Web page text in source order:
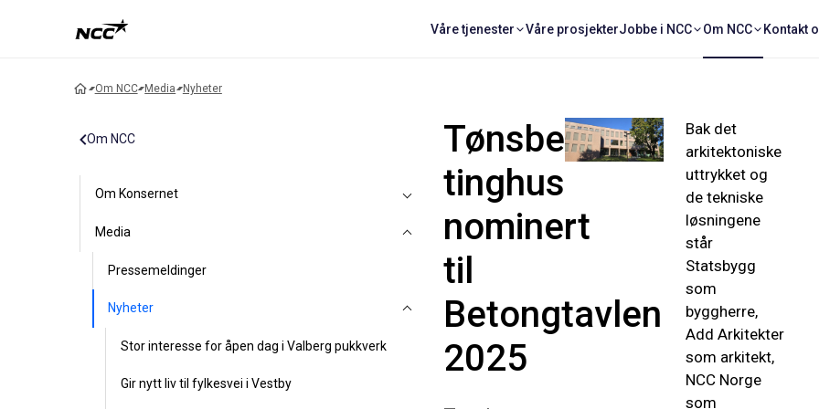
Våre tjenester Våre prosjekterJobbe i NCC Om NCC Kontakt
Om NCC Media Nyheter
Om NCC
Om Konsernet
Media
Pressemeldinger
Nyheter
Stor interesse for åpen dag i Valberg pukkverk
Gir nytt liv til fylkesvei i Vestby
Tønsberg
tinghus
nominert
til
Betongtavlen
2025
Bak det
arkitektoniske
uttrykket og
de tekniske
løsningene
står
Statsbygg
som
byggherre,
Add Arkitekter
som arkitekt,
NCC Norge
som